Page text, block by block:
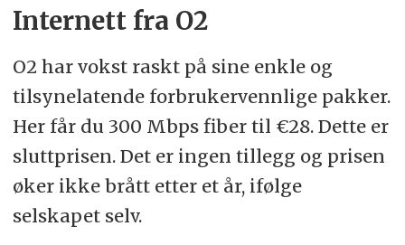
to dyreste pakkene. Kundeservice er
leverandørene, og de scorer også best
på kundeservice blant utfordrere. Er
du bare ute etter grunnleggende fiber
til en billigst mulig pris bør valget
imidlertid falle på O2.
Internett fra O2
O2 har vokst raskt på sine enkle og
tilsynelatende forbrukervennlige pakker.
Her får du 300 Mbps fiber til €28. Dette er
sluttprisen. Det er ingen tillegg og prisen
øker ikke brått etter et år, ifølge
selskapet selv.